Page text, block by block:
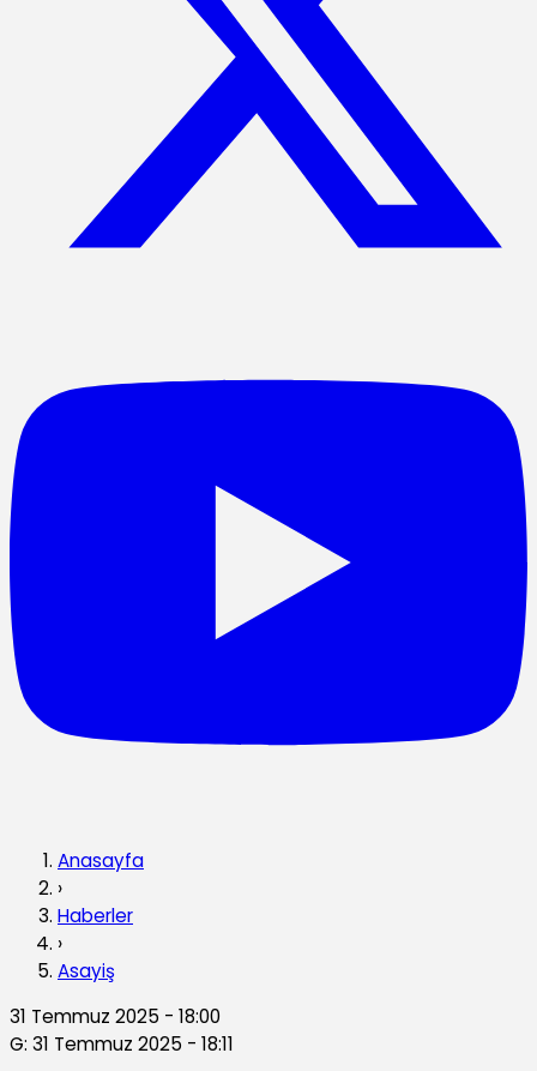
Anasayfa
›
Haberler
›
Asayiş
31 Temmuz 2025 - 18:00
G: 31 Temmuz 2025 - 18:11